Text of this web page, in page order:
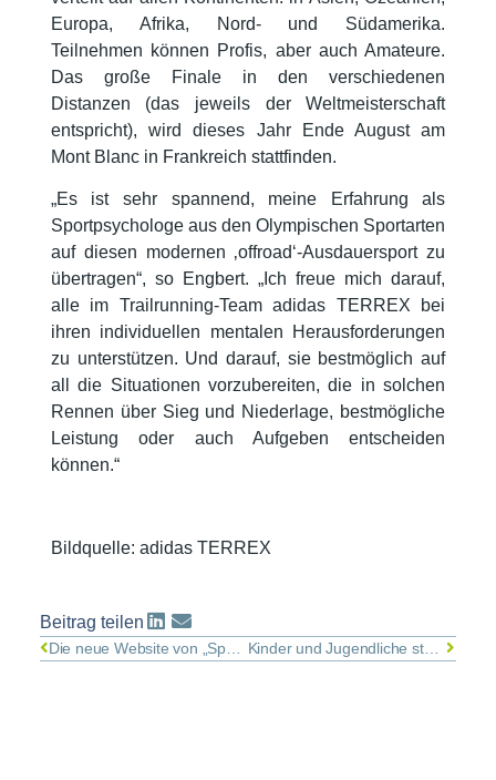
Europa, Afrika, Nord- und Südamerika.
Teilnehmen können Profis, aber auch Amateure.
Das große Finale in den verschiedenen
Distanzen (das jeweils der Weltmeisterschaft
entspricht), wird dieses Jahr Ende August am
Mont Blanc in Frankreich stattfinden.
„Es ist sehr spannend, meine Erfahrung als
Sportpsychologe aus den Olympischen Sportarten
auf diesen modernen ‚offroad‘-Ausdauersport zu
übertragen“, so Engbert. „Ich freue mich darauf,
alle im Trailrunning-Team adidas TERREX bei
ihren individuellen mentalen Herausforderungen
zu unterstützen. Und darauf, sie bestmöglich auf
all die Situationen vorzubereiten, die in solchen
Rennen über Sieg und Niederlage, bestmögliche
Leistung oder auch Aufgeben entscheiden
können.“
Bildquelle: adidas TERREX
Beitrag teilen
Kinder und Jugendliche stärken, im Sport und darüber hinaus: Startschuss für das kostenlose Workshop-Projekt „DSV Mental Stark! in die Zukunft“